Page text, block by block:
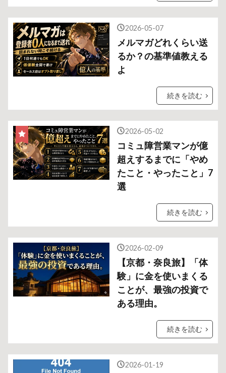
2026-05-07
メルマガどれくらい送
るか？の基準値教える
よ
続きを読む
2026-05-02
コミュ障営業マンが億
超えするまでに「やめ
たこと・やったこと」7
選
続きを読む
2026-02-09
【京都・奈良旅】「体
験」に金を使いまくる
ことが、最強の投資で
ある理由。
続きを読む
2026-01-19